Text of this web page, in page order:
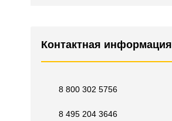
Контактная информация
8 800 302 5756
8 495 204 3646